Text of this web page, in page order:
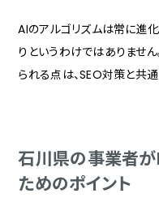
AIのアルゴリズムは常に進
りというわけではありませ
られる点は、SEO対策と共通
石川県の事業者
ためのポイント